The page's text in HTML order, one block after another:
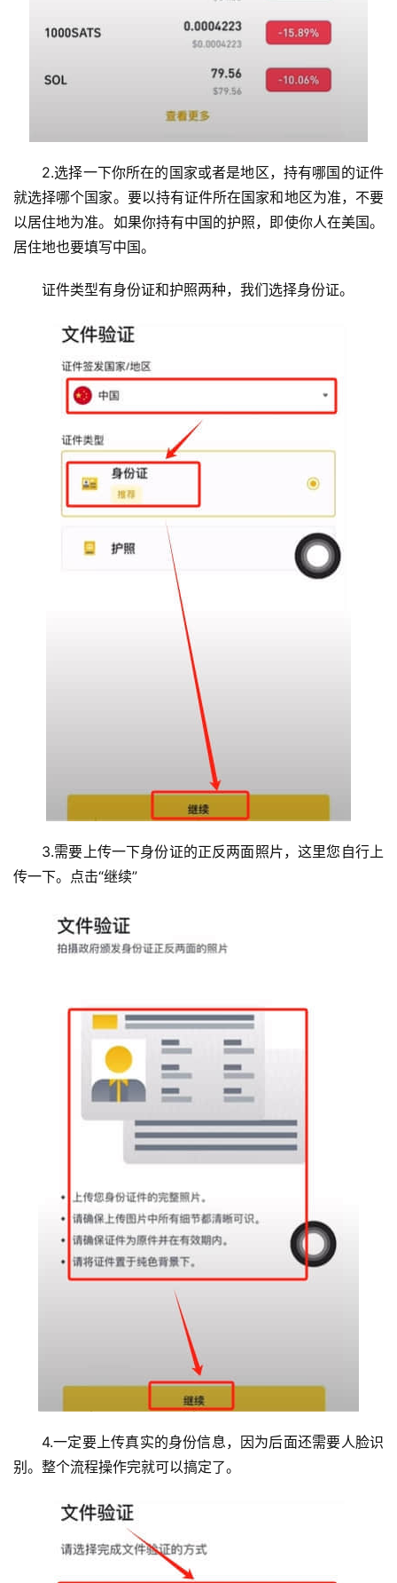
2.选择一下你所在的国家或者是地区，持有哪国的证件
就选择哪个国家。要以持有证件所在国家和地区为准，不要
以居住地为准。如果你持有中国的护照，即使你人在美国。
居住地也要填写中国。
证件类型有身份证和护照两种，我们选择身份证。
3.需要上传一下身份证的正反两面照片，这里您自行上
传一下。点击“继续”
4.一定要上传真实的身份信息，因为后面还需要人脸识
别。整个流程操作完就可以搞定了。